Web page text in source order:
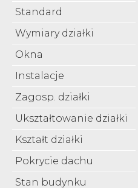
Standard
Wymiary działki
Okna
Instalacje
Zagosp. działki
Ukształtowanie działki
Kształt działki
Pokrycie dachu
Stan budynku